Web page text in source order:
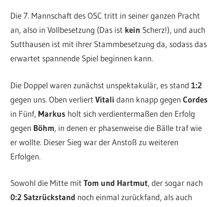
Die 7. Mannschaft des OSC tritt in seiner ganzen Pracht
an, also in Vollbesetzung (Das ist kein Scherz!), und auch
Sutthausen ist mit ihrer Stammbesetzung da, sodass das
erwartet spannende Spiel beginnen kann.
Die Doppel waren zunächst unspektakulär, es stand1:2
gegen uns. Oben verliertVitali dann knapp gegenCordes
in Fünf,Markus holt sich verdientermaßen den Erfolg
gegen Böhm, in denen er phasenweise die Bälle traf wie
er wollte. Dieser Sieg war der Anstoß zu weiteren
Erfolgen.
Sowohl die Mitte mitTom und Hartmut, der sogar nach
0:2 Satzrückstand noch einmal zurückfand, als auch